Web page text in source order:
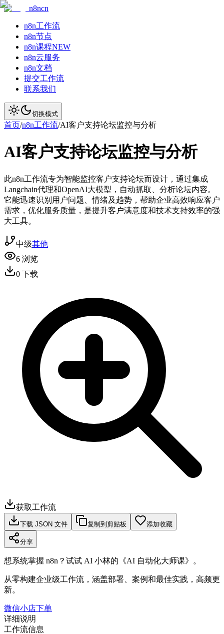
n8ncn
n8n工作流
n8n节点
n8n课程NEW
n8n云服务
n8n文档
提交工作流
联系我们
切换模式
首页/n8n工作流/AI客户支持论坛监控与分析
AI客户支持论坛监控与分析
此n8n工作流专为智能监控客户支持论坛而设计，通过集成
Langchain代理和OpenAI大模型，自动抓取、分析论坛内容。
它能迅速识别用户问题、情绪及趋势，帮助企业高效响应客户
需求，优化服务质量，是提升客户满意度和技术支持效率的强
大工具。
中级其他
6 浏览
0 下载
获取工作流
下载 JSON 文件 复制到剪贴板 添加收藏
分享
想系统掌握 n8n？试试 AI 小林的《AI 自动化大师课》。
从零构建企业级工作流，涵盖部署、案例和最佳实践，高频更
新。
微信小店下单
详细说明
工作流信息